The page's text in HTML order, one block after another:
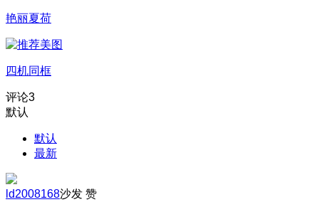
艳丽夏荷
四机同框
评论3
默认
默认
最新
ld2008168沙发 赞